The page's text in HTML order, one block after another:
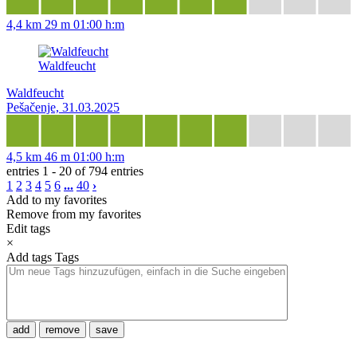
4,4 km 29 m 01:00 h:m
Waldfeucht
Waldfeucht
Pešačenje, 31.03.2025
4,5 km 46 m 01:00 h:m
entries 1 - 20 of 794 entries
1 2 3 4 5 6 ... 40 ›
Add to my favorites
Remove from my favorites
Edit tags
×
Add tags Tags
add remove save